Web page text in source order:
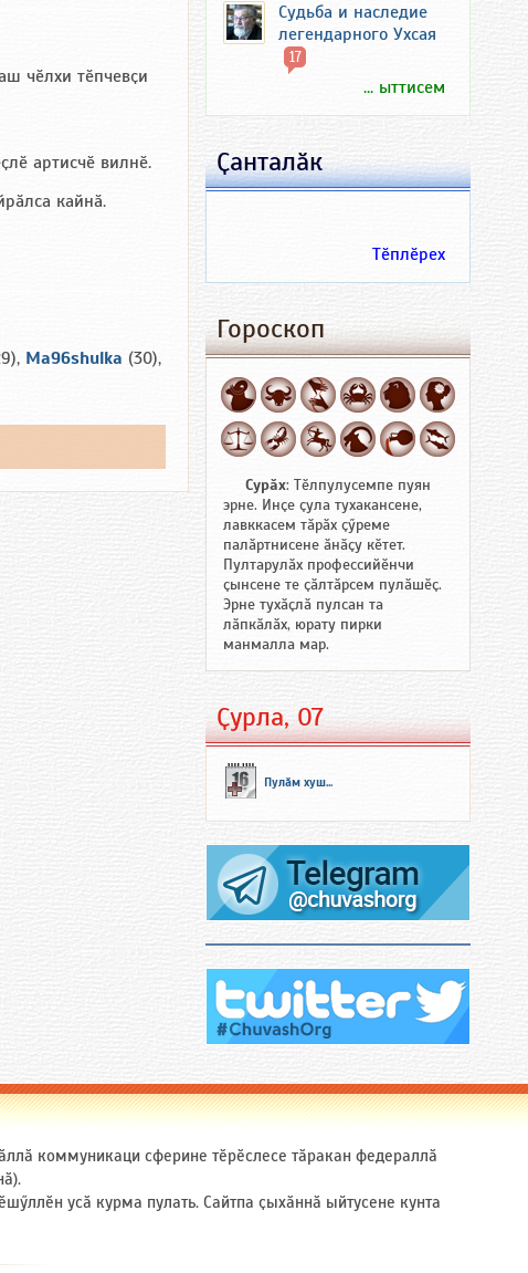
чӗлхи тӗпчевҫи
артисчӗ вилнӗ.
кайнӑ.
Ma96shulka (30),
Судьба и наследие
легендарного Ухсая
17
... ыттисем
Ҫанталӑк
Тӗплӗрех
Гороскоп
Сурӑх: Тӗлпулусемпе пуян
эрне. Инҫе ҫула тухакансене,
лавккасем тӑрӑх ҫӳреме
палӑртнисене ӑнӑҫу кӗтет.
Пултарулӑх профессийӗнчи
ҫынсене те ҫӑлтӑрсем пулӑшӗҫ.
Эрне тухӑҫлӑ пулсан та
лӑпкӑлӑх, юрату пирки
манмалла мар.
Ҫурла, 07
Пулӑм хуш...
коммуникаци сферине тӗрӗслесе тӑракан федераллӑ
усӑ курма пулать. Сайтпа ҫыхӑннӑ ыйтусене кунта